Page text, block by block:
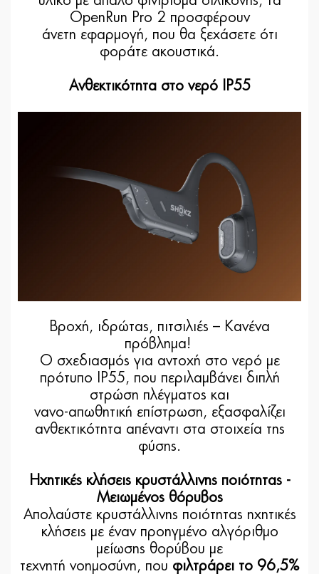
OpenRun Pro 2 προσφέρουν
άνετη εφαρμογή, που θα ξεχάσετε ότι
φοράτε ακουστικά.
Ανθεκτικότητα στο νερό IP55
Βροχή, ιδρώτας, πιτσιλιές – Κανένα
πρόβλημα!
Ο σχεδιασμός για αντοχή στο νερό με
πρότυπο IP55, που περιλαμβάνει διπλή
στρώση πλέγματος και
νανο-απωθητική επίστρωση, εξασφαλίζει
ανθεκτικότητα απέναντι στα στοιχεία της
φύσης.
Ηχητικές κλήσεις κρυστάλλινης ποιότητας -
Μειωμένος θόρυβος
Απολαύστε κρυστάλλινης ποιότητας ηχητικές
κλήσεις με έναν προηγμένο αλγόριθμο
μείωσης θορύβου με
τεχνητή νοημοσύνη, που φιλτράρει το 96,5%